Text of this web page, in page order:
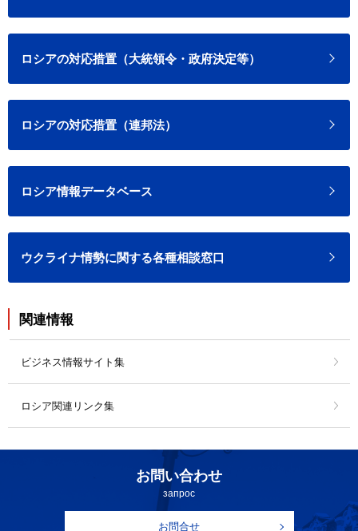
ロシアの対応措置（大統領令・政府決定等）
ロシアの対応措置（連邦法）
ロシア情報データベース
ウクライナ情勢に関する各種相談窓口
関連情報
ビジネス情報サイト集
ロシア関連リンク集
お問い合わせ
запрос
お問合せ